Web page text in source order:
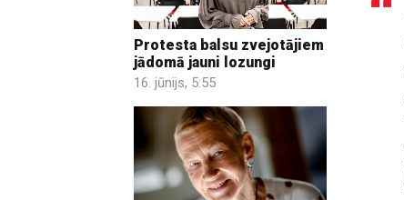
Protesta balsu zvejotājiem
jādomā jauni lozungi
16. jūnijs, 5:55